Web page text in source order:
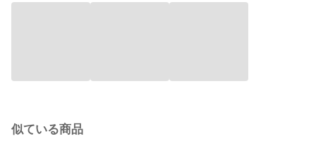
似ている商品